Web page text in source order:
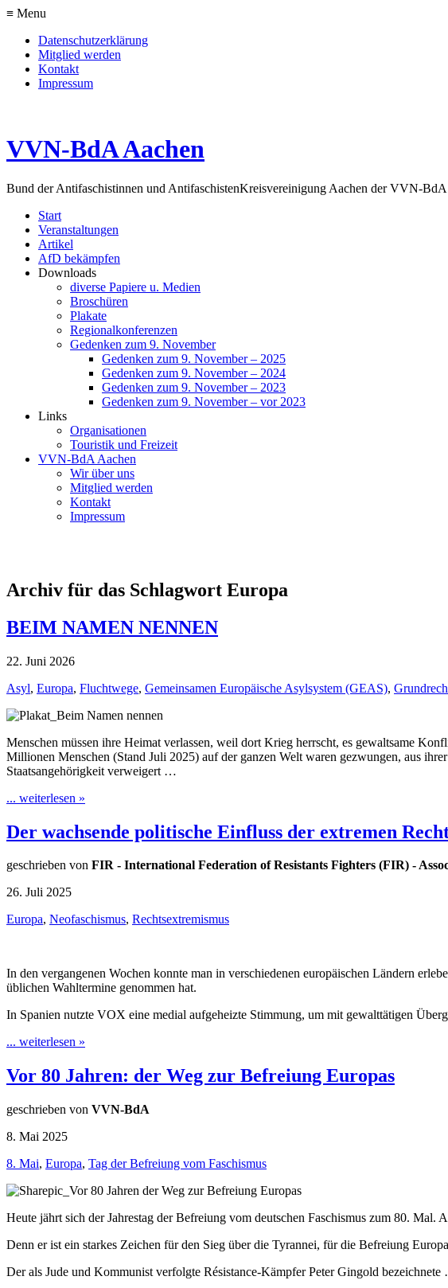
≡ Menu
Datenschutzerklärung
Mitglied werden
Kontakt
Impressum
VVN-BdA Aachen
Bund der Antifaschistinnen und AntifaschistenKreisvereinigung Aachen der VVN-
Start
Veranstaltungen
Artikel
AfD bekämpfen
Downloads
diverse Papiere u. Medien
Broschüren
Plakate
Regionalkonferenzen
Gedenken zum 9. November
Gedenken zum 9. November – 2025
Gedenken zum 9. November – 2024
Gedenken zum 9. November – 2023
Gedenken zum 9. November – vor 2023
Links
Organisationen
Touristik und Freizeit
VVN-BdA Aachen
Wir über uns
Mitglied werden
Kontakt
Impressum
Archiv für das Schlagwort Europa
BEIM NAMEN NENNEN
22. Juni 2026
Asyl, Europa, Fluchtwege, Gemeinsamen Europäische Asylsystem (GEAS),
Menschen müssen ihre Heimat verlassen, weil dort Krieg herrscht, es gewaltsame
Millionen Menschen (Stand Juli 2025) auf der ganzen Welt waren gezwungen, aus
Staatsangehörigkeit verweigert …
... weiterlesen »
Der wachsende politische Einfluss der extremen
geschrieben von FIR - International Federation of Resistants Fighters (FIR) -
26. Juli 2025
Europa, Neofaschismus, Rechtsextremismus
In den vergangenen Wochen konnte man in verschiedenen europäischen Ländern
üblichen Wahltermine genommen hat.
In Spanien nutzte VOX eine medial aufgeheizte Stimmung, um mit gewalttätigen
... weiterlesen »
Vor 80 Jahren: der Weg zur Befreiung Europas
geschrieben von VVN-BdA
8. Mai 2025
8. Mai, Europa, Tag der Befreiung vom Faschismus
Heute jährt sich der Jahrestag der Befreiung vom deutschen Faschismus zum 80.
Denn er ist ein starkes Zeichen für den Sieg über die Tyrannei, für die Befreiung
Der als Jude und Kommunist verfolgte Résistance-Kämpfer Peter Gingold